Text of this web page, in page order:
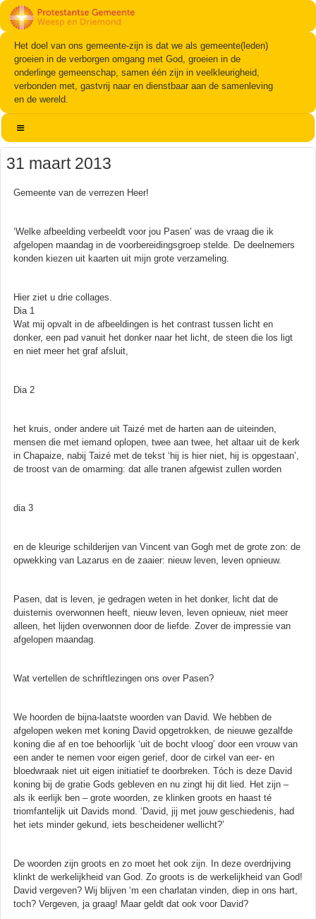
Het doel van ons gemeente-zijn is dat we als gemeente(leden)
groeien in de verborgen omgang met God, groeien in de
onderlinge gemeenschap, samen één zijn in veelkleurigheid,
verbonden met, gastvrij naar en dienstbaar aan de samenleving
en de wereld.
31 maart 2013
Gemeente van de verrezen Heer!
‘Welke afbeelding verbeeldt voor jou Pasen’ was de vraag die ik
afgelopen maandag in de voorbereidingsgroep stelde. De deelnemers
konden kiezen uit kaarten uit mijn grote verzameling.
Hier ziet u drie collages.
Dia 1
Wat mij opvalt in de afbeeldingen is het contrast tussen licht en
donker, een pad vanuit het donker naar het licht, de steen die los ligt
en niet meer het graf afsluit,
Dia 2
het kruis, onder andere uit Taizé met de harten aan de uiteinden,
mensen die met iemand oplopen, twee aan twee, het altaar uit de kerk
in Chapaize, nabij Taizé met de tekst ‘hij is hier niet, hij is opgestaan’,
de troost van de omarming: dat alle tranen afgewist zullen worden
dia 3
en de kleurige schilderijen van Vincent van Gogh met de grote zon: de
opwekking van Lazarus en de zaaier: nieuw leven, leven opnieuw.
Pasen, dat is leven, je gedragen weten in het donker, licht dat de
duisternis overwonnen heeft, nieuw leven, leven opnieuw, niet meer
alleen, het lijden overwonnen door de liefde. Zover de impressie van
afgelopen maandag.
Wat vertellen de schriftlezingen ons over Pasen?
We hoorden de bijna-laatste woorden van David. We hebben de
afgelopen weken met koning David opgetrokken, de nieuwe gezalfde
koning die af en toe behoorlijk ‘uit de bocht vloog’ door een vrouw van
een ander te nemen voor eigen gerief, door de cirkel van eer- en
bloedwraak niet uit eigen initiatief te doorbreken. Tóch is deze David
koning bij de gratie Gods gebleven en nu zingt hij dit lied. Het zijn –
als ik eerlijk ben – grote woorden, ze klinken groots en haast té
triomfantelijk uit Davids mond. ‘David, jij met jouw geschiedenis, had
het iets minder gekund, iets bescheidener wellicht?’
De woorden zijn groots en zo moet het ook zijn. In deze overdrijving
klinkt de werkelijkheid van God. Zo groots is de werkelijkheid van God!
David vergeven? Wij blijven ‘m een charlatan vinden, diep in ons hart,
toch? Vergeven, ja graag! Maar geldt dat ook voor David?